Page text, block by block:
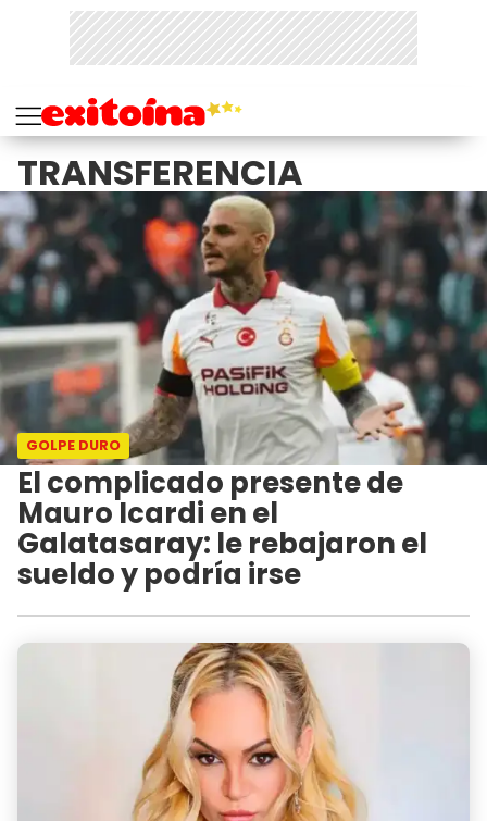
TRANSFERENCIA
GOLPE DURO
El complicado presente de
Mauro Icardi en el
Galatasaray: le rebajaron el
sueldo y podría irse